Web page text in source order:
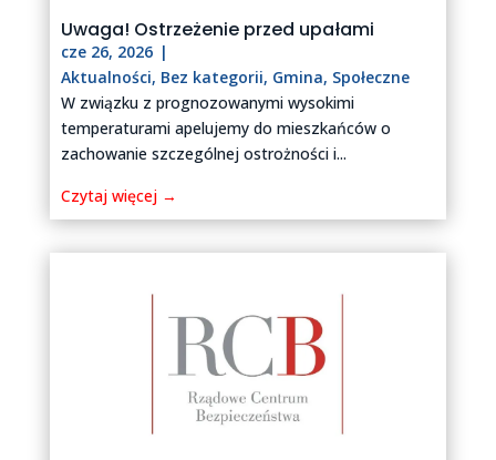
Uwaga! Ostrzeżenie przed upałami
cze 26, 2026 |
Aktualności, Bez kategorii, Gmina, Społeczne
W związku z prognozowanymi wysokimi
temperaturami apelujemy do mieszkańców o
zachowanie szczególnej ostrożności i...
Czytaj więcej →